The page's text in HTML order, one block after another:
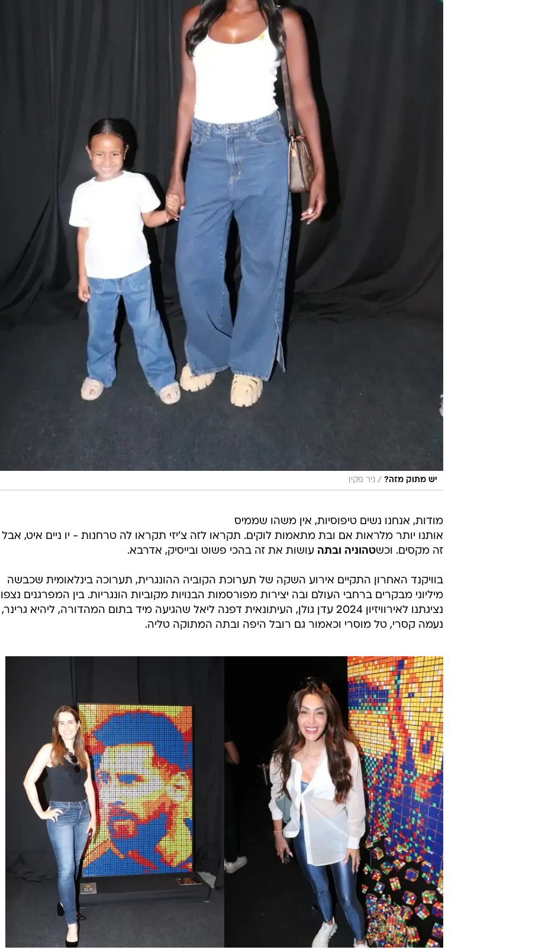
יש מתוק מזה? / ניר פקין
מודות, אנחנו נשים טיפוסיות, אין משהו שממיס
אותנו יותר מלראות אם ובת מתאמות לוקים. תקראו לזה צ'יזי תקראו לה טרחנות - יו ניים איט, אבל
זה מקסים. וכשטהוניה ובתה עושות את זה בהכי פשוט ובייסיק, אדרבא.
בוויקנד האחרון התקיים אירוע השקה של תערוכת הקוביה ההונגרית, תערוכה בינלאומית שכבשה
מיליוני מבקרים ברחבי העולם ובה יצירות מפורסמות הבנויות מקוביות הונגריות. בין המפרגנים נצפו
נציגתנו לאירוויזיון 2024 עדן גולן, העיתונאית דפנה ליאל שהגיעה מיד בתום המהדורה, ליהיא גרינר,
נעמה קסרי, טל מוסרי וכאמור גם רובל היפה ובתה המתוקה טליה.